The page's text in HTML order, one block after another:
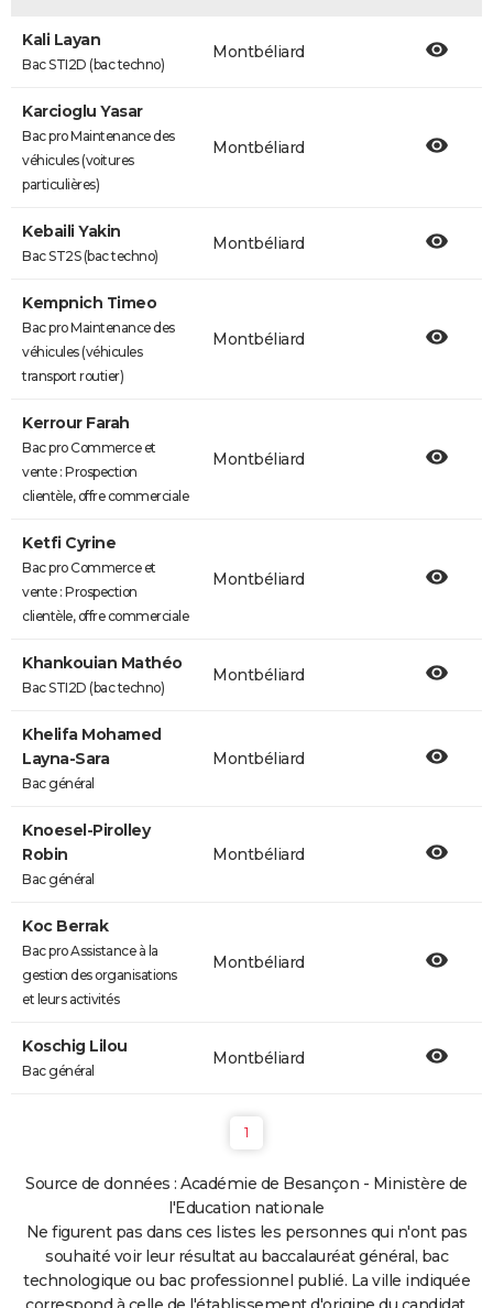
Kali Layan
Bac STI2D (bac techno)
Montbéliard
Karcioglu Yasar
Bac pro Maintenance des
véhicules (voitures
particulières)
Montbéliard
Kebaili Yakin
Bac ST2S (bac techno)
Montbéliard
Kempnich Timeo
Bac pro Maintenance des
véhicules (véhicules
transport routier)
Montbéliard
Kerrour Farah
Bac pro Commerce et
vente : Prospection
clientèle, offre commerciale
Montbéliard
Ketfi Cyrine
Bac pro Commerce et
vente : Prospection
clientèle, offre commerciale
Montbéliard
Khankouian Mathéo
Bac STI2D (bac techno)
Montbéliard
Khelifa Mohamed
Layna-Sara
Bac général
Montbéliard
Knoesel-Pirolley
Robin
Bac général
Montbéliard
Koc Berrak
Bac pro Assistance à la
gestion des organisations
et leurs activités
Montbéliard
Koschig Lilou
Bac général
Montbéliard
1
Source de données : Académie de Besançon - Ministère de
l'Education nationale
Ne figurent pas dans ces listes les personnes qui n'ont pas
souhaité voir leur résultat au baccalauréat général, bac
technologique ou bac professionnel publié. La ville indiquée